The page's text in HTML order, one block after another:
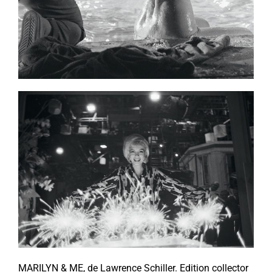
MARILYN & ME, de Lawrence Schiller. Edition collector